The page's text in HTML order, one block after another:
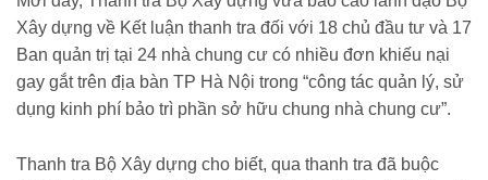
Xây dựng về Kết luận thanh tra đối với 18 chủ đầu tư và 17
Ban quản trị tại 24 nhà chung cư có nhiều đơn khiếu nại
gay gắt trên địa bàn TP Hà Nội trong “công tác quản lý, sử
dụng kinh phí bảo trì phần sở hữu chung nhà chung cư”.
Thanh tra Bộ Xây dựng cho biết, qua thanh tra đã buộc